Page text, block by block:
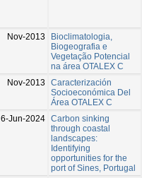
Nov-2013
Bioclimatologia,
Biogeografia e
Vegetação Potencial
na área OTALEX C
Nov-2013
Caracterización
Socioeconómica Del
Área OTALEX C
6-Jun-2024 Carbon sinking
through coastal
landscapes:
Identifying
opportunities for the
port of Sines, Portugal